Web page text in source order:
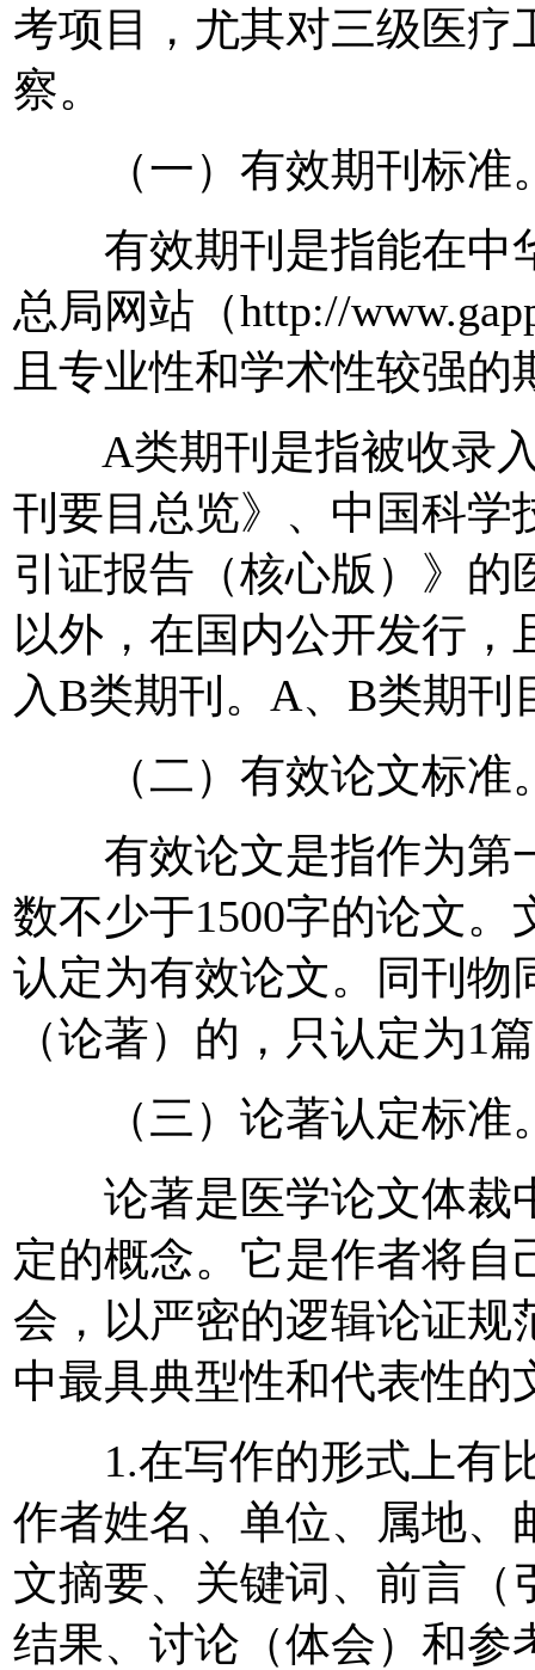
考项目，尤其对三级医疗
察。
（一）有效期刊标准
有效期刊是指能在中
总局网站（http://
且专业性和学术性较强的
A类期刊是指被收录入
刊要目总览》、中国科学
引证报告（核心版）》
以外，在国内公开发行
入B类期刊。A、B类期
（二）有效论文标准
有效论文是指作为第
数不少于1500字的论文
认定为有效论文。同刊物
（论著）的，只认定为1
（三）论著认定标准
论著是医学论文体裁
定的概念。它是作者将
会，以严密的逻辑论证规
中最具典型性和代表性的
1.在写作的形式上有比
作者姓名、单位、属地、
文摘要、关键词、前言（
结果、讨论（体会）和参